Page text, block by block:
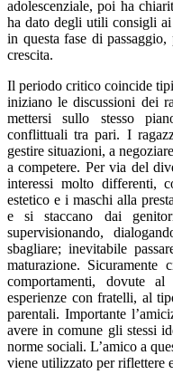
adolescenziale, poi ha
ha dato degli utili consigli
in questa fase di
crescita.
Il periodo critico coincide
iniziano le discussioni dei
mettersi sullo stesso
conflittuali tra pari. I
gestire situazioni, a
a competere. Per via del
interessi molto differenti,
estetico e i maschi alla
e si staccano dai
supervisionando,
sbagliare; inevitabile
maturazione.
comportamenti, dovute al
esperienze con fratelli, al
parentali. Importante
avere in comune gli stessi
norme sociali. L’amico a
viene utilizzato per riflettere